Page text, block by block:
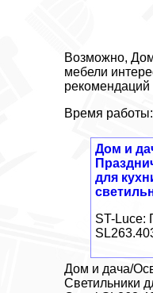
Возможно,
мебели
рекомендаций
Время
Дом и
для
ST-Luce:
Дом и дача/
Светильники